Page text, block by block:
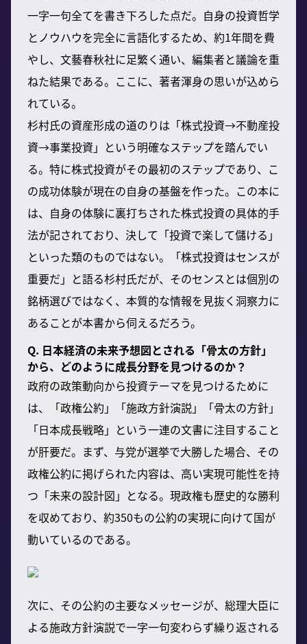
一字一句全てを書き下ろした点だ。自身の投資哲学
とノウハウを完全に言語化するため、約1年間を費
やし、文藝春秋社に足繁く通い、編集者と議論を重
ねた結果である。ここに、著者渾身の思いが込めら
れている。
杉村氏の資産形成の道のりは「株式投資→不動産投
資→事業投資」という明確なステップを踏んでい
る。特に株式投資がその最初のステップであり、こ
の成功体験が現在の自身の基盤を作った。この本に
は、自身の体験に裏打ちされた株式投資の具体的手
法が記されており、決して「投資で楽して儲ける」
といった類のものではない。「株式投資はセンスが
重要だ」と語る杉村氏だが、そのセンスとは個別の
銘柄選びではなく、本質的な情報を見抜く洞察力に
あることが本書から伺えるだろう。
Q. 日本経済の未来予想図とされる「骨太の方針」
から、どのように成長分野を見つけるのか？
政府の政策動向から投資テーマを見つけるために
は、「政権公約」「施政方針演説」「骨太の方針」
「日本成長戦略」という一連の文書に注目すること
が肝要だ。まず、与党が選挙で大勝した場合、その
政権公約に掲げられた内容は、高い実現可能性を持
つ「未来の設計図」となる。現政権も歴史的な勝利
を収めており、約350もの公約の実現に向けて国が
動いているのである。
次に、その公約の主要なメッセージが、総理大臣に
よる施政方針演説で一字一句変わらず繰り返される